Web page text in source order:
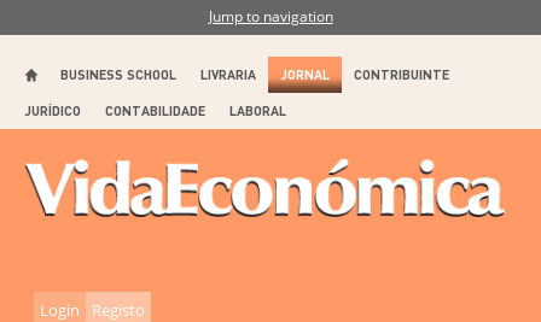
Jump to navigation
BUSINESS SCHOOL LIVRARIA JORNAL CONTRIBUINTE
JURÍDICO CONTABILIDADE LABORAL
Login Registo